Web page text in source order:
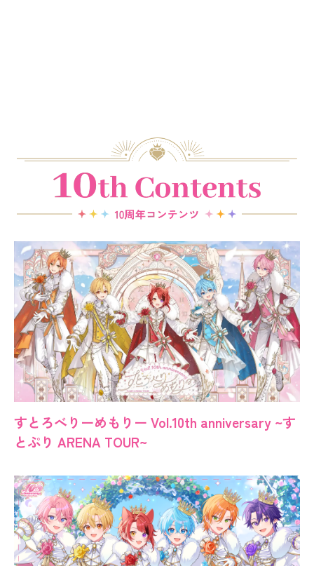
すとろべりーめもりー Vol.10th anniversary ~す
とぷり ARENA TOUR~